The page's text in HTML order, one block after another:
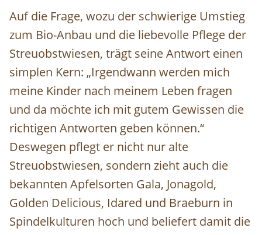
Auf die Frage, wozu der schwierige Umstieg
zum Bio-Anbau und die liebevolle Pflege der
Streuobstwiesen, trägt seine Antwort einen
simplen Kern: „Irgendwann werden mich
meine Kinder nach meinem Leben fragen
und da möchte ich mit gutem Gewissen die
richtigen Antworten geben können.“
Deswegen pflegt er nicht nur alte
Streuobstwiesen, sondern zieht auch die
bekannten Apfelsorten Gala, Jonagold,
Golden Delicious, Idared und Braeburn in
Spindelkulturen hoch und beliefert damit die